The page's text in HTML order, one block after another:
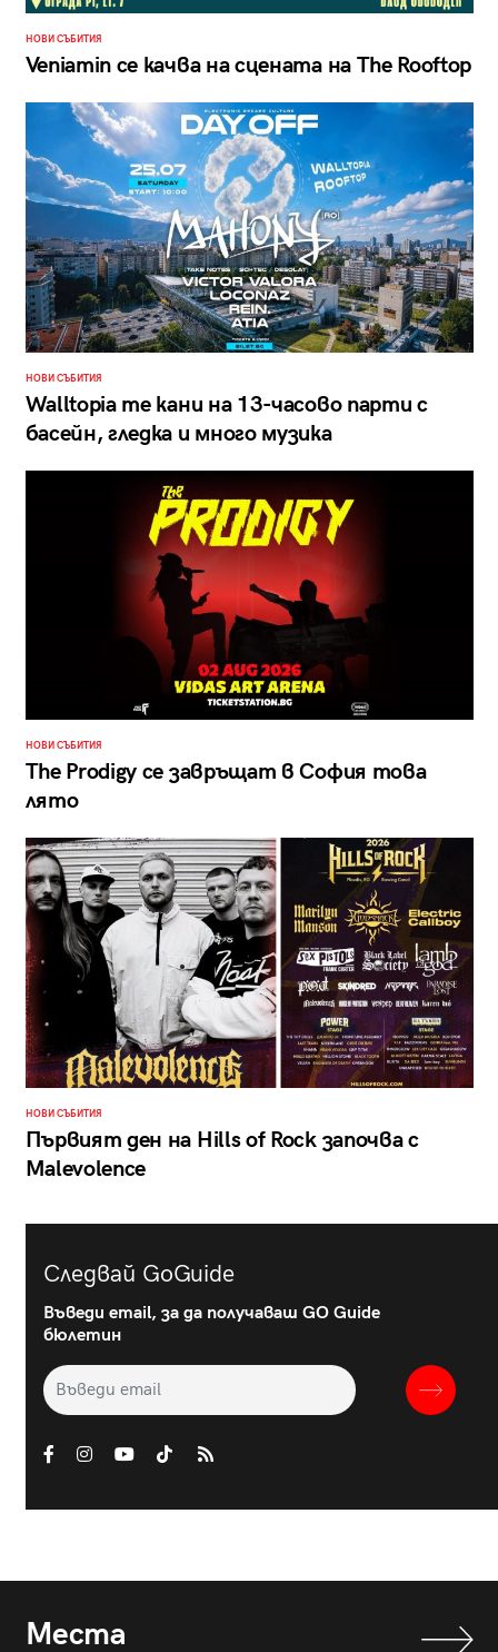
НОВИ СЪБИТИЯ
Veniamin се качва на сцената на The Rooftop
НОВИ СЪБИТИЯ
Walltopia те кани на 13-часово парти с
басейн, гледка и много музика
НОВИ СЪБИТИЯ
The Prodigy се завръщат в София това
лято
НОВИ СЪБИТИЯ
Първият ден на Hills of Rock започва с
Malevolence
Следвай GoGuide
Въведи email, за да получаваш GO Guide
бюлетин
Места